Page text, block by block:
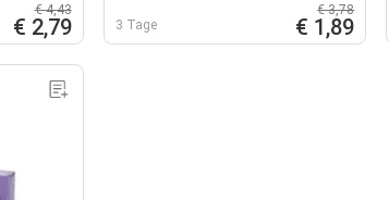
€ 4,43
€ 2,79 3 Tage
€ 3,78
€ 1,89